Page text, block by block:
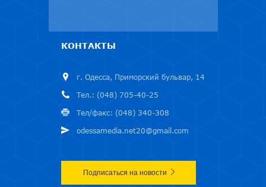
КОНТАКТЫ
г. Одесса, Приморский бульвар, 14
Тел.: (048) 705-40-25
Тел/факс: (048) 340-308
odessamedia.net20@gmail.com
Подписаться на новости